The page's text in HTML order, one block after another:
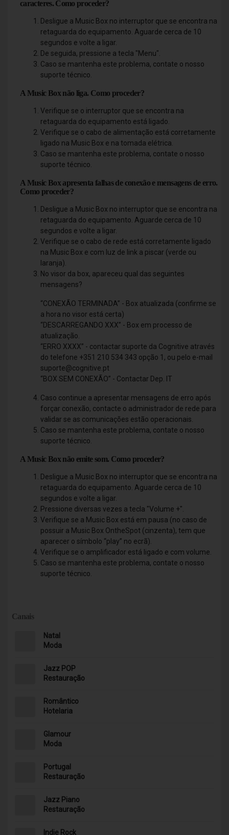
caracteres. Como proceder?
Desligue a Music Box no interruptor que se encontra na
retaguarda do equipamento. Aguarde cerca de 10
segundos e volte a ligar.
De seguida, pressione a tecla "Menu".
Caso se mantenha este problema, contate o nosso
suporte técnico.
A Music Box não liga. Como proceder?
Verifique se o interruptor que se encontra na
retaguarda do equipamento está ligado.
Verifique se o cabo de alimentação está corretamente
ligado na Music Box e na tomada elétrica.
Caso se mantenha este problema, contate o nosso
suporte técnico.
A Music Box apresenta falhas de conexão e mensagens de erro.
Como proceder?
Desligue a Music Box no interruptor que se encontra na
retaguarda do equipamento. Aguarde cerca de 10
segundos e volte a ligar.
Verifique se o cabo de rede está corretamente ligado
na Music Box e com luz de link a piscar (verde ou
laranja).
No visor da box, apareceu qual das seguintes
mensagens?
“CONEXÃO TERMINADA” - Box atualizada (confirme se
a hora no visor está certa)
“DESCARREGANDO XXX” - Box em processo de
atualização.
“ERRO XXXX” - contactar suporte da Cognitive através
do telefone +351 210 534 343 opção 1, ou pelo e-mail
suporte@cognitive.pt
“BOX SEM CONEXÃO” - Contactar Dep. IT
Caso continue a apresentar mensagens de erro após
forçar conexão, contacte o administrador de rede para
validar se as comunicações estão operacionais.
Caso se mantenha este problema, contate o nosso
suporte técnico.
A Music Box não emite som. Como proceder?
Desligue a Music Box no interruptor que se encontra na
retaguarda do equipamento. Aguarde cerca de 10
segundos e volte a ligar.
Pressione diversas vezes a tecla "Volume +".
Verifique se a Music Box está em pausa (no caso de
possuir a Music Box OntheSpot (cinzenta), tem que
aparecer o símbolo “play” no ecrã).
Verifique se o amplificador está ligado e com volume.
Caso se mantenha este problema, contate o nosso
suporte técnico.
Canais
Natal
Moda
Jazz POP
Restauração
Romântico
Hotelaria
Glamour
Moda
Portugal
Restauração
Jazz Piano
Restauração
Indie Rock